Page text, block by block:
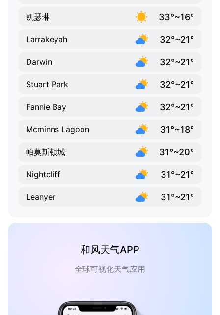
凯瑟琳 33°~16°
Larrakeyah 32°~21°
Darwin 32°~21°
Stuart Park 32°~21°
Fannie Bay 32°~21°
Mcminns Lagoon 31°~18°
帕莫斯顿城 31°~20°
Nightcliff 31°~21°
Leanyer 31°~21°
和风天气APP
全球可视化天气应用